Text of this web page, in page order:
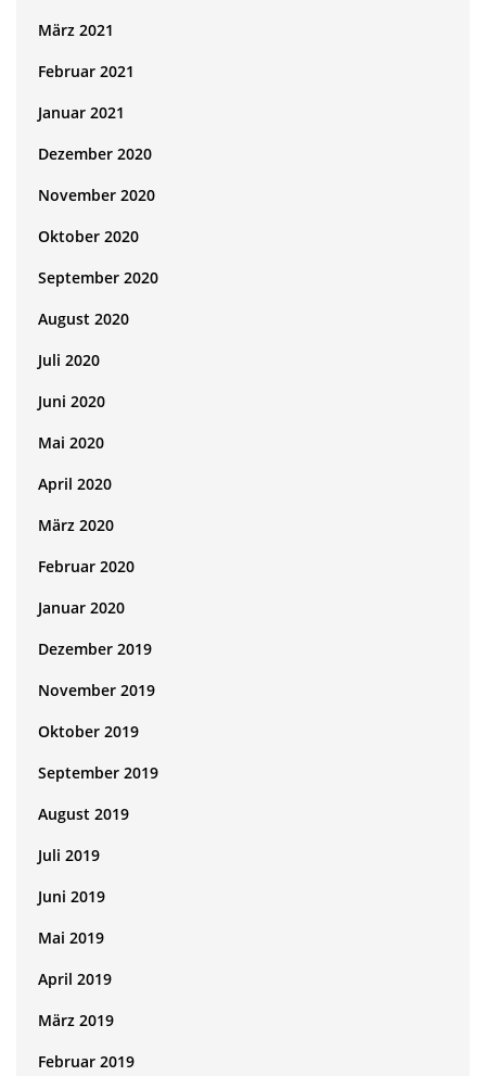
März 2021
Februar 2021
Januar 2021
Dezember 2020
November 2020
Oktober 2020
September 2020
August 2020
Juli 2020
Juni 2020
Mai 2020
April 2020
März 2020
Februar 2020
Januar 2020
Dezember 2019
November 2019
Oktober 2019
September 2019
August 2019
Juli 2019
Juni 2019
Mai 2019
April 2019
März 2019
Februar 2019